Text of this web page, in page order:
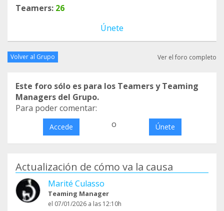
Teamers: 26
Únete
Volver al Grupo Ver el foro completo
Este foro sólo es para los Teamers y Teaming
Managers del Grupo.
Para poder comentar:
Accede o Únete
Actualización de cómo va la causa
Marité Culasso
Teaming Manager
el 07/01/2026 a las 12:10h